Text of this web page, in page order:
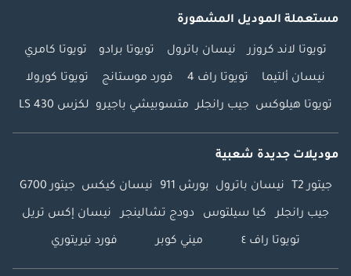
مستعملة الموديل المشهورة
تويوتا لاند كروزر نيسان باترول تويوتا برادو تويوتا كامري
نيسان ألتيما تويوتا راف 4 فورد موستانج تويوتا كورولا
تويوتا هيلوكس جيب رانجلر متسوبيشي باجيرو لكزس LS 430
موديلات جديدة شعبية
جيتور T2 نيسان باترول بورش 911 نيسان كيكس جيتور G700
جيب رانجلر كيا سيلتوس دودج تشالينجر نيسان إكس تريل
تويوتا راف ٤ ميني كوبر فورد تيريتوري